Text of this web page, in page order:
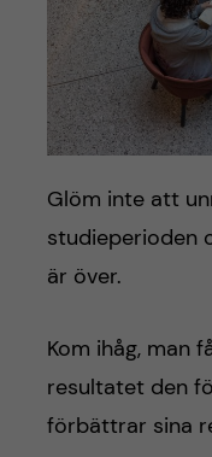
Glöm inte att
studieperioden
är över.
Kom ihåg, man
resultatet den
förbättrar sina